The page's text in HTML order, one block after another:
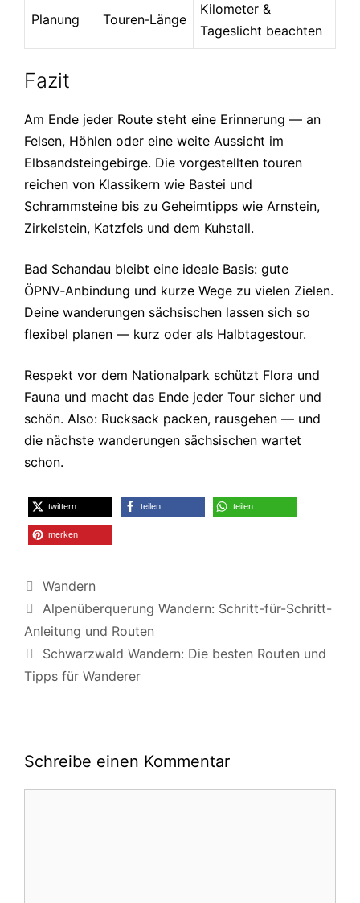
Planung Touren‑Länge
Kilometer &
Tageslicht beachten
Fazit
Am Ende jeder Route steht eine Erinnerung — an
Felsen, Höhlen oder eine weite Aussicht im
Elbsandsteingebirge. Die vorgestellten touren
reichen von Klassikern wie Bastei und
Schrammsteine bis zu Geheimtipps wie Arnstein,
Zirkelstein, Katzfels und dem Kuhstall.
Bad Schandau bleibt eine ideale Basis: gute
ÖPNV‑Anbindung und kurze Wege zu vielen Zielen.
Deine wanderungen sächsischen lassen sich so
flexibel planen — kurz oder als Halbtagestour.
Respekt vor dem Nationalpark schützt Flora und
Fauna und macht das Ende jeder Tour sicher und
schön. Also: Rucksack packen, rausgehen — und
die nächste wanderungen sächsischen wartet
schon.
twittern teilen teilen
merken
Kategorien
Wandern
Alpenüberquerung Wandern: Schritt-für-Schritt-
Anleitung und Routen
Schwarzwald Wandern: Die besten Routen und
Tipps für Wanderer
Schreibe einen Kommentar